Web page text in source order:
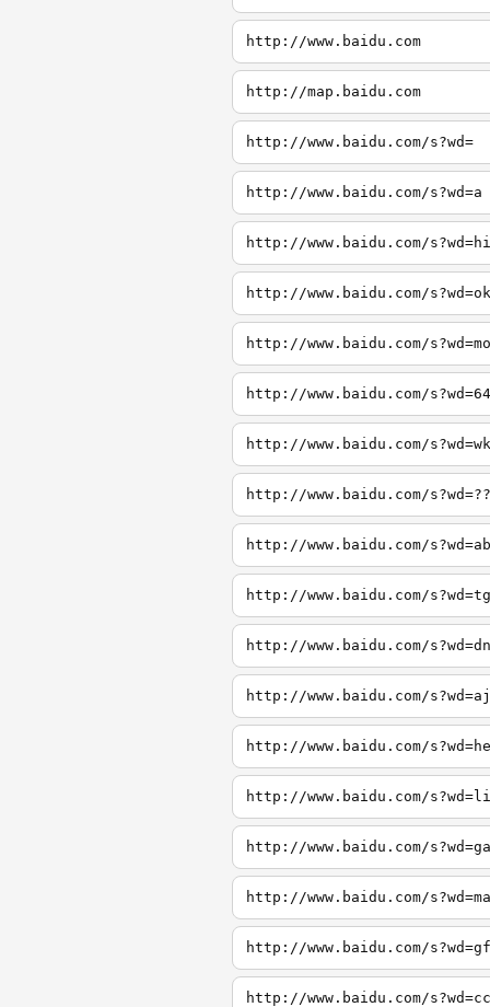
http://www.baidu.com
http://map.baidu.com
http://www.baidu.com/s?wd=
http://www.baidu.com/s?wd=a
http://www.baidu.com/s?wd=hi
http://www.baidu.com/s?wd=ok
http://www.baidu.com/s?wd=mo
http://www.baidu.com/s?wd=64
http://www.baidu.com/s?wd=wk
http://www.baidu.com/s?wd=??
http://www.baidu.com/s?wd=ab
http://www.baidu.com/s?wd=tg
http://www.baidu.com/s?wd=dn
http://www.baidu.com/s?wd=aj
http://www.baidu.com/
http://www.baidu.com/
http://www.baidu.com/
http://www.baidu.com/
http://www.baidu.com/
http://www.baidu.com/